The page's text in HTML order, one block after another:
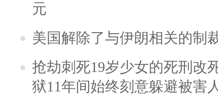
元
美国解除了与伊朗相关的制
抢劫刺死19岁少女的死刑改
狱11年间始终刻意躲避被害